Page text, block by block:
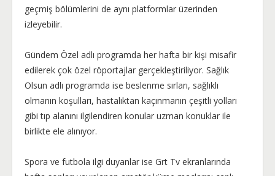
geçmiş bölümlerini de aynı platformlar üzerinden
izleyebilir.
Gündem Özel adlı programda her hafta bir kişi misafir
edilerek çok özel röportajlar gerçekleştiriliyor. Sağlık
Olsun adlı programda ise beslenme sırları, sağlıklı
olmanın koşulları, hastalıktan kaçınmanın çeşitli yolları
gibi tıp alanını ilgilendiren konular uzman konuklar ile
birlikte ele alınıyor.
Spora ve futbola ilgi duyanlar ise Grt Tv ekranlarında